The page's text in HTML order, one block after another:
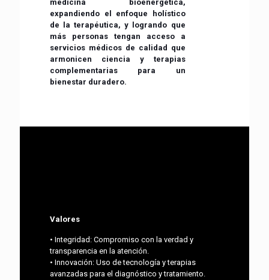
medicina bioenergética,
expandiendo el enfoque holístico
de la terapéutica, y logrando que
más personas tengan acceso a
servicios médicos de calidad que
armonicen ciencia y terapias
complementarias para un
bienestar duradero.
Valores
• Integridad: Compromiso con la verdad y
transparencia en la atención.
• Innovación: Uso de tecnología y terapias
avanzadas para el diagnóstico y tratamiento.